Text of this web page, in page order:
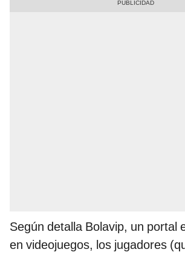
Según detalla Bolavip, un portal
en videojuegos, los jugadores